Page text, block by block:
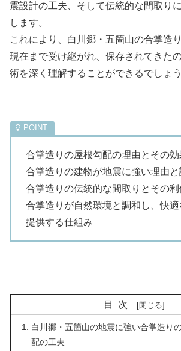
震設計の工夫、そして伝統的な間取り
します。
これにより、白川郷・五箇山の合掌造
現在まで受け継がれ、保存されてきた
術を深く理解することができるでしょう
合掌造りの屋根勾配の理由とその効
合掌造りの建物が地震に強い理由
合掌造りの伝統的な間取りとその利
合掌造りが自然環境と調和し、快
提供する仕組み
目次
白川郷・五箇山の地震に強い合掌造り
配の工夫